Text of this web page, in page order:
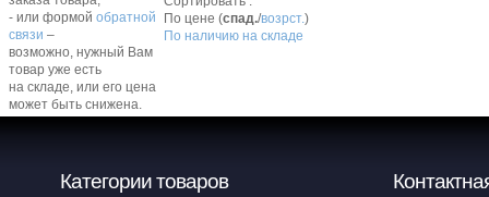
- или формой обратной
связи –
возможно, нужный Вам
товар уже есть
на складе, или его цена
может быть снижена.
По цене (спад./возрст.)
По наличию на складе
Категории товаров